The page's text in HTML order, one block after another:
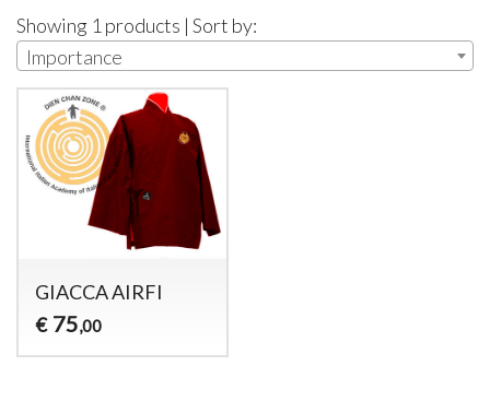
Showing 1 products | Sort by:
Importance
GIACCA AIRFI
€ 75,00